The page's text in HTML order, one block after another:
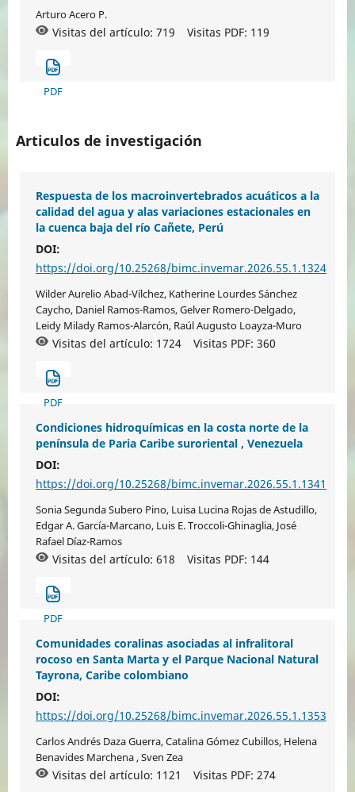
Arturo Acero P.
Visitas del artículo: 719 Visitas PDF: 119
PDF
Articulos de investigación
Respuesta de los macroinvertebrados acuáticos a la
calidad del agua y alas variaciones estacionales en
la cuenca baja del río Cañete, Perú
DOI:
https://doi.org/10.25268/bimc.invemar.2026.55.1.1324
Wilder Aurelio Abad-Vílchez, Katherine Lourdes Sánchez
Caycho, Daniel Ramos-Ramos, Gelver Romero-Delgado,
Leidy Milady Ramos-Alarcón, Raúl Augusto Loayza-Muro
Visitas del artículo: 1724 Visitas PDF: 360
PDF
Condiciones hidroquímicas en la costa norte de la
península de Paria Caribe suroriental , Venezuela
DOI:
https://doi.org/10.25268/bimc.invemar.2026.55.1.1341
Sonia Segunda Subero Pino, Luisa Lucina Rojas de Astudillo,
Edgar A. García-Marcano, Luis E. Troccoli-Ghinaglia, José
Rafael Díaz-Ramos
Visitas del artículo: 618 Visitas PDF: 144
PDF
Comunidades coralinas asociadas al infralitoral
rocoso en Santa Marta y el Parque Nacional Natural
Tayrona, Caribe colombiano
DOI:
https://doi.org/10.25268/bimc.invemar.2026.55.1.1353
Carlos Andrés Daza Guerra, Catalina Gómez Cubillos, Helena
Benavides Marchena , Sven Zea
Visitas del artículo: 1121 Visitas PDF: 274